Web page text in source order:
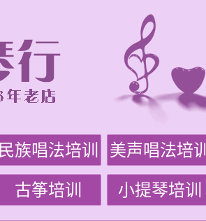
民族唱法培训 美声唱法培训
古筝培训 小提琴培训